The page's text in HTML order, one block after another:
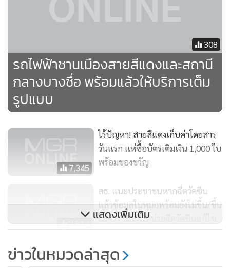
นายศักดิ์สยาม ชิดชอบ รัฐมนตรีว่าการกระทรวงคมนาคม
308
รถไฟฟ้าชานเมืองสายสีแดงและสถานี
กลางบางซื่อ พร้อมแล้วให้บริการเต็ม
รูปแบบ
7,345
ไร้ปัญหา! สายสีแดงเก็บค่าโดยสาร
วันแรก แห่ซื้อบัตรเติมเงิน 1,000 ใบ
พร้อมของขวัญ
2,514
สธ. แนะประชาชนหากฉีดวัคซีน
แล้วข้อมูลในหมอพร้อมยังไม่ขึ้น/ขึ้น
ไม่ตรง ให้แจ้งหน่วยฉีดวัคซีนแก้ไข
ทะลุ 1 หมื่นคน-รฟท.เร่งถก “หยุด
แสดงเพิ่มเติม
ข่าวในหมวดล่าสุด